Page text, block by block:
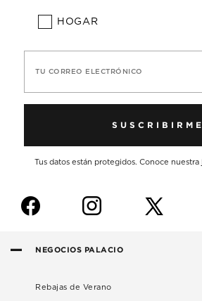
HOGAR
TU CORREO ELECTRÓNICO
SUSCRIBIRME
Tus datos están protegidos. Conoce nuestra
f i
NEGOCIOS PALACIO
Rebajas de Verano